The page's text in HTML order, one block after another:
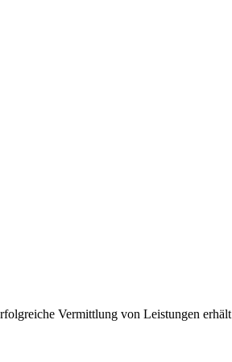
Vermittlung von Leistungen erhält